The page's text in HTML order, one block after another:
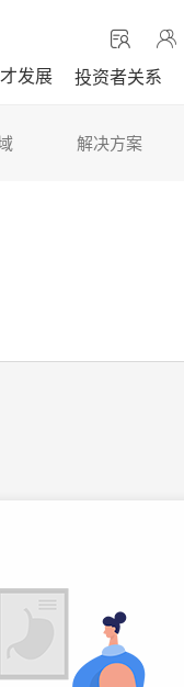
发展 投资者关系
解决方案